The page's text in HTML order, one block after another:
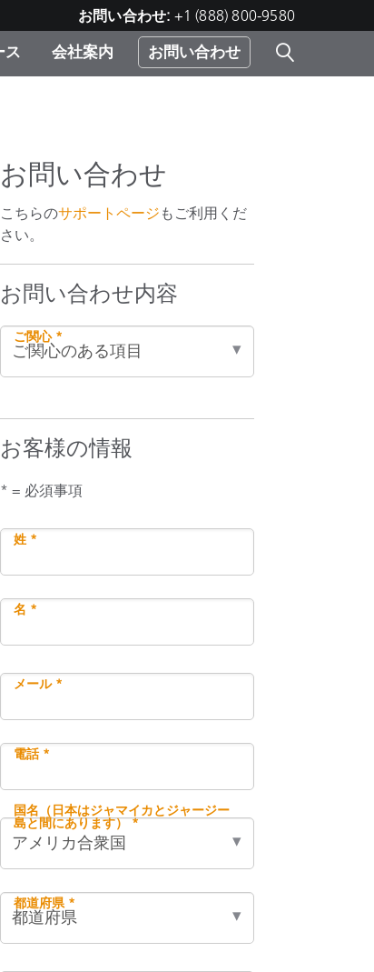
お問い合わせ: +1 (888) 800-9580
ス 会社案内 お問い合わせ
お問い合わせ
こちらのサポートページ もご利用くだ
さい。
お問い合わせ内容
ご関心 *
お客様の情報
* = 必須事項
姓 *
名 *
メール *
電話 *
国名（日本はジャマイカとジャージー
島と間にあります） *
都道府県 *